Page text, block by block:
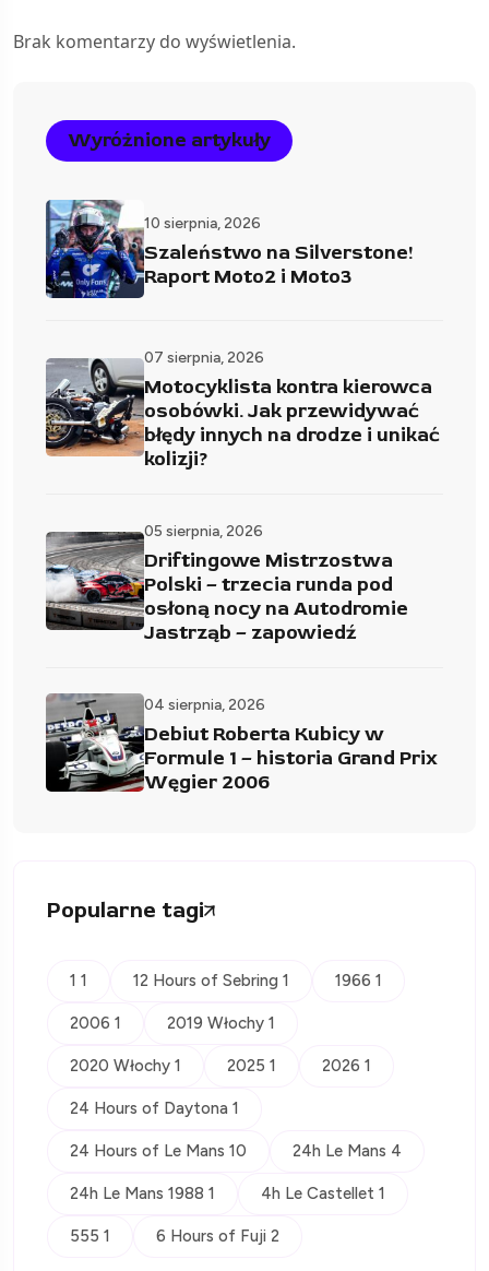
Brak komentarzy do wyświetlenia.
Wyróżnione artykuły
10 sierpnia, 2026
Szaleństwo na Silverstone!
Raport Moto2 i Moto3
07 sierpnia, 2026
Motocyklista kontra kierowca
osobówki. Jak przewidywać
błędy innych na drodze i unikać
kolizji?
05 sierpnia, 2026
Driftingowe Mistrzostwa
Polski – trzecia runda pod
osłoną nocy na Autodromie
Jastrząb – zapowiedź
04 sierpnia, 2026
Debiut Roberta Kubicy w
Formule 1 – historia Grand Prix
Węgier 2006
Popularne tagi
1 1 12 Hours of Sebring 1 1966 1
2006 1 2019 Włochy 1
2020 Włochy 1 2025 1 2026 1
24 Hours of Daytona 1
24 Hours of Le Mans 10 24h Le Mans 4
24h Le Mans 1988 1 4h Le Castellet 1
555 1 6 Hours of Fuji 2